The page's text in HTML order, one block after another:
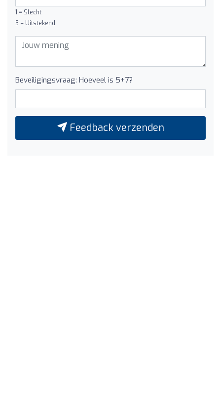
1 = Slecht
5 = Uitstekend
Beveiligingsvraag: Hoeveel is 5+7?
Feedback verzenden